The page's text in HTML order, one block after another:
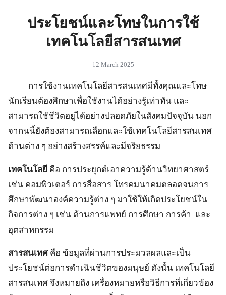
ประโยชน์และโทษในการใช้
เทคโนโลยีสารสนเทศ
12 March 2025
การใช้งานเทคโนโลยีสารสนเทศมีทั้งคุณและโทษ
นักเรียนต้องศึกษาเพื่อใช้งานได้อย่างรู้เท่าทัน และ
สามารถใช้ชีวิตอยู่ได้อย่างปลอดภัยในสังคมปัจจุบัน นอก
จากนนี้ยังต้องสามารถเลือกและใช้เทคโนโลยีสารสนเทศ
ด้านต่าง ๆ อย่างสร้างสรรค์และมีจริยธรรม
เทคโนโลยี คือ การประยุกต์เอาความรู้ด้านวิทยาศาสตร์
เช่น คอมพิวเตอร์ การสื่อสาร โทรคมนาคมตลอดจนการ
ศึกษาพัฒนาองค์ความรู้ต่าง ๆ มาใช้ให้เกิดประโยชน์ใน
กิจการต่าง ๆ เช่น ด้านการแพทย์ การศึกษา การค้า และ
อุตสาหกรรม
สารสนเทศคือ ข้อมูลที่ผ่านการประมวลผลและเป็น
ประโยชน์ต่อการดำเนินชีวิตของมนุษย์ ดังนั้น เทคโนโลยี
สารสนเทศ จึงหมายถึง เครื่องหมายหรือวิธีการที่เกี่ยวข้อง